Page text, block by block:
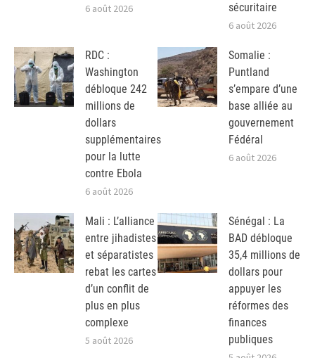
6 août 2026
sécuritaire
6 août 2026
RDC :
Washington
débloque 242
millions de
dollars
supplémentaires
pour la lutte
contre Ebola
6 août 2026
Somalie :
Puntland
s’empare d’une
base alliée au
gouvernement
Fédéral
6 août 2026
Mali : L’alliance
entre jihadistes
et séparatistes
rebat les cartes
d’un conflit de
plus en plus
complexe
5 août 2026
Sénégal : La
BAD débloque
35,4 millions de
dollars pour
appuyer les
réformes des
finances
publiques